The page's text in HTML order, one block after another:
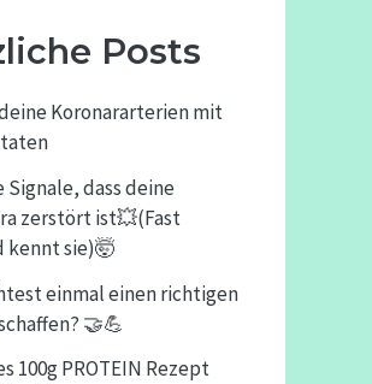
Posts
Koronararterien mit
Signale, dass deine
zerstört ist💥(Fast
kennt sie)🤯
einmal einen richtigen
🤝💪
100g PROTEIN Rezept